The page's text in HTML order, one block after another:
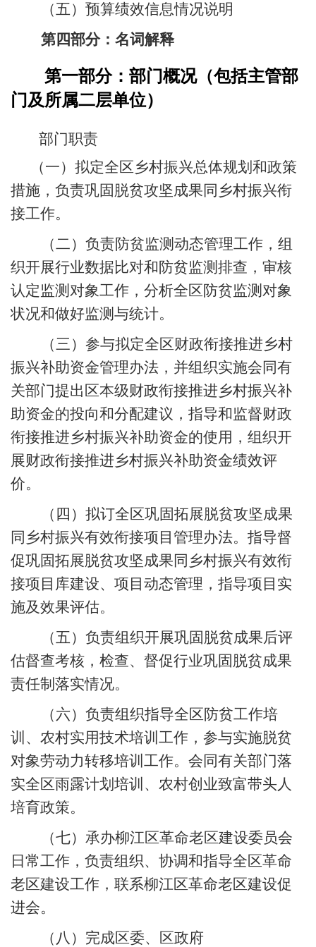
（五） 预算绩效信息情况说明
第四部分：名词解释
第一部分：部门概况（包括主管部
门及所属二层单位）
部门职责
（一） 拟定全区乡村振兴总体规划和政策
措施，负责巩固脱贫攻坚成果同乡村振兴衔
接工作。
（二）负责防贫监测动态管理工作，组
织开展行业数据比对和防贫监测排查，审核
认定监测对象工作，分析全区防贫监测对象
状况和做好监测与统计。
（三） 参与拟定全区财政衔接推进乡村
振兴补助资金管理办法，并组织实施会同有
关部门提出区本级财政衔接推进乡村振兴补
助资金的投向和分配建议 ， 指导和监督财政
衔接推进乡村振兴补助资金的使用 ， 组织开
展财政衔接推进乡村振兴补助资金绩效评
价。
（四） 拟订全区巩固拓展脱贫攻坚成果
同乡村振兴有效衔接项目管理办法。 指导督
促巩固拓展脱贫攻坚成果同乡村振兴有效衔
接项目库建设、 项目动态管理，指导项目实
施及效果评估。
（五） 负责组织开展巩固脱贫成果后评
估督查考核 ， 检查、 督促行业巩固脱贫成果
责任制落实情况。
（六） 负责组织指导全区防贫工作培
训 、 农村实用技术培训工作，参与实施脱贫
对象劳动力转移培训工作。 会同有关部门落
实全区雨露计划培训 、 农村创业致富带头人
培育政策。
（七） 承办柳江区革命老区建设委员会
日常工作 ， 负责组织、 协调和指导全区革命
老区建设工作 ， 联系柳江区革命老区建设促
进会。
（八） 完成区委、区政府